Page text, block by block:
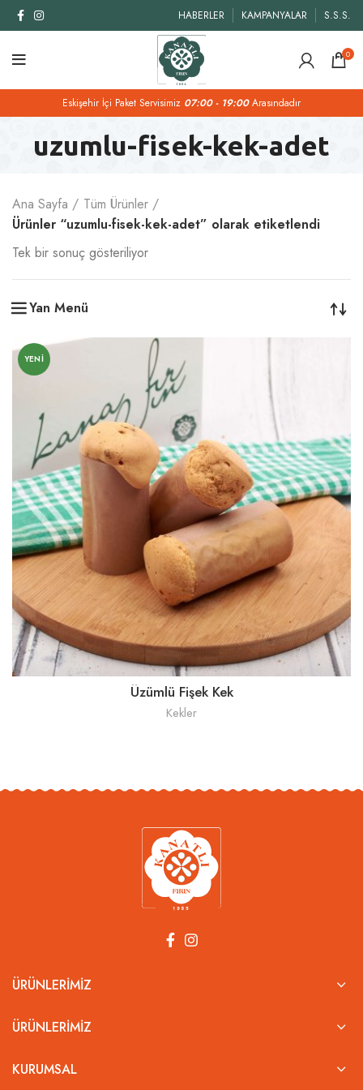
HABERLER KAMPANYALAR S.S.S.
0
Eskişehir İçi Paket Servisimiz 07:00 - 19:00Arasındadır
uzumlu-fisek-kek-adet
Ana Sayfa
Tüm Ürünler
Ürünler “uzumlu-fisek-kek-adet” olarak etiketlendi
Tek bir sonuç gösteriliyor
Yan Menü
YENI
Üzümlü Fişek Kek
Kekler
ÜRÜNLERIMIZ
ÜRÜNLERIMIZ
KURUMSAL